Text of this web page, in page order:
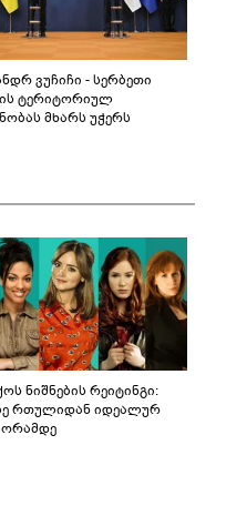
დარტყმა მიიღო
- ნიკა გვარამია
ვუჩიჩი - სერბეთი
ტერიტორიულ
მხარს უჭერს
ნიშნების რეიტინგი:
რთულიდან იდეალურ